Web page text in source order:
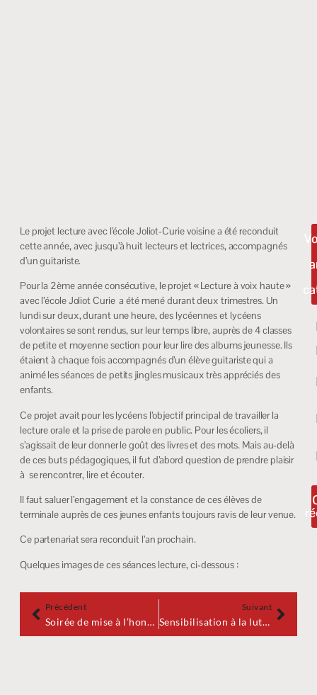
Le projet lecture avec l’école Joliot-Curie voisine a été reconduit
cette année, avec jusqu’à huit lecteurs et lectrices, accompagnés
d’un guitariste.
Pour la 2ème année consécutive, le projet « Lecture à voix haute »
avec l’école Joliot Curie a été mené durant deux trimestres. Un
lundi sur deux, durant une heure, des lycéennes et lycéens
volontaires se sont rendus, sur leur temps libre, auprès de 4 classes
de petite et moyenne section pour leur lire des albums jeunesse. Ils
étaient à chaque fois accompagnés d’un élève guitariste qui a
animé les séances de petits jingles musicaux très appréciés des
enfants.
Ce projet avait pour les lycéens l’objectif principal de travailler la
lecture orale et la prise de parole en public. Pour les écoliers, il
s’agissait de leur donner le goût des livres et des mots. Mais au-delà
de ces buts pédagogiques, il fut d’abord question de prendre plaisir
à se rencontrer, lire et écouter.
Il faut saluer l’engagement et la constance de ces élèves de
terminale auprès de ces jeunes enfants toujours ravis de leur venue.
Ce partenariat sera reconduit l’an prochain.
Quelques images de ces séances lecture, ci-dessous :
Précédent
Soirée de mise à l’honneur des élèves méritants du lycée ARAGO
Suivant
Sensibilisation à la lutte contre le harcèlement scolaire